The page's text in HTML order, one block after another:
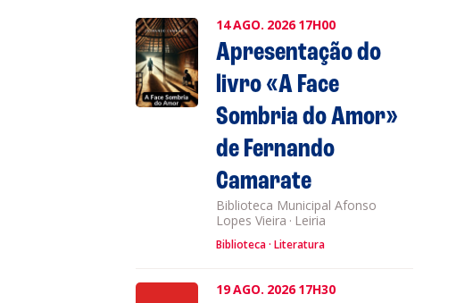
14AGO. 202617H00
Apresentação do
livro «A Face
Sombria do Amor»
de Fernando
Camarate
Biblioteca Municipal Afonso
Lopes Vieira · Leiria
Biblioteca Literatura
19AGO. 202617H30